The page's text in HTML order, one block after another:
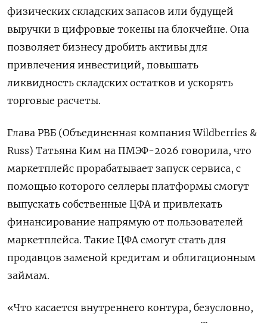
физических складских запасов или будущей
выручки ‌в цифровые токены на блокчейне. Она
позволяет бизнесу дробить активы для
привлечения инвестиций, повышать
ликвидность складских остатков и ускорять
торговые расчеты.
Глава РВБ (Объединенная компания Wildberries &
Russ) Татьяна Ким на ПМЭФ-2026 говорила, что
маркетплейс прорабатывает запуск сервиса, с
помощью которого ​селлеры платформы смогут
выпускать собственные ЦФА ​и привлекать
финансирование напрямую от пользователей ​
маркетплейса. Такие ЦФА ⁠смогут стать для
продавцов заменой кредитам и облигационным
займам.
«Что касается внутреннего контура, ‌безусловно,